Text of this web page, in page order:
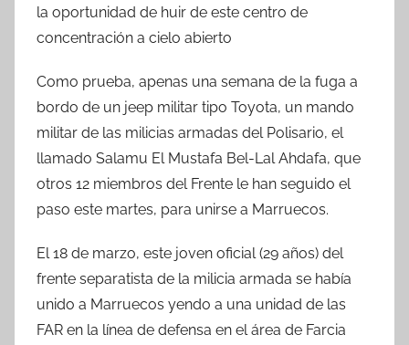
la oportunidad de huir de este centro de
concentración a cielo abierto
Como prueba, apenas una semana de la fuga a
bordo de un jeep militar tipo Toyota, un mando
militar de las milicias armadas del Polisario, el
llamado Salamu El Mustafa Bel-Lal Ahdafa, que
otros 12 miembros del Frente le han seguido el
paso este martes, para unirse a Marruecos.
El 18 de marzo, este joven oficial (29 años) del
frente separatista de la milicia armada se había
unido a Marruecos yendo a una unidad de las
FAR en la línea de defensa en el área de Farcia